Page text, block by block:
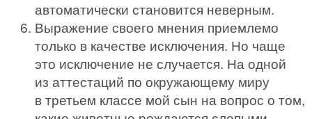
автоматически становится неверным.
Выражение своего мнения приемлемо
только в качестве исключения. Но чаще
это исключение не случается. На одной
из аттестаций по окружающему миру
в третьем классе мой сын на вопрос о том,